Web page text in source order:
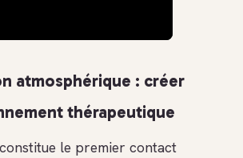
atmosphérique : créer
thérapeutique
le premier contact